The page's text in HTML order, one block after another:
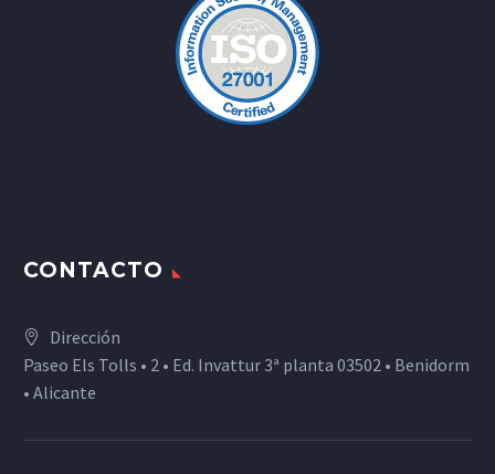
CONTACTO
Dirección
Paseo Els Tolls • 2 • Ed. Invattur 3ª planta 03502 • Benidorm
• Alicante